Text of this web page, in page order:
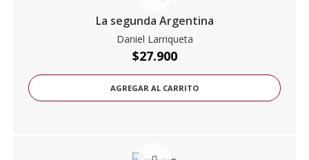
La segunda Argentina
Daniel Larriqueta
$27.900
AGREGAR AL CARRITO